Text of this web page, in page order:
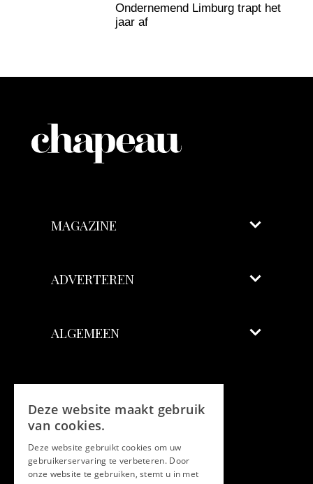
Ondernemend Limburg trapt het
jaar af
MAGAZINE
ADVERTEREN
ALGEMEEN
Facebook
Twitter
Deze website maakt gebruik
van cookies.
Deze website gebruikt cookies om uw
gebruikerservaring te verbeteren. Door
onze website te gebruiken, stemt u in met